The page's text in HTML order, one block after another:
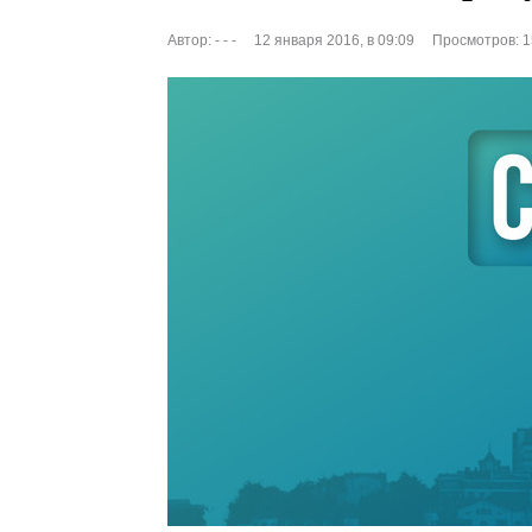
Автор: - - - 12 января 2016, в 09:09 Просмотров: